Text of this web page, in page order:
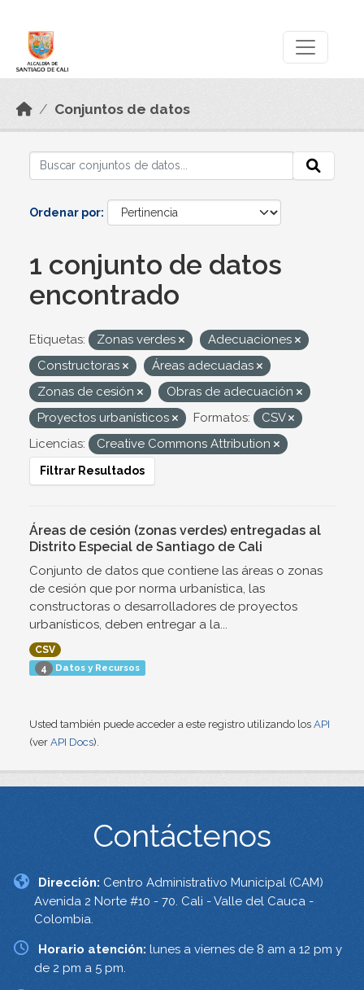
Conjuntos de datos
Ordenar por
1 conjunto de datos
encontrado
Etiquetas: Zonas verdes
Adecuaciones
Constructoras
Áreas adecuadas
Zonas de cesión
Obras de adecuación
Proyectos urbanísticos
Formatos:
CSV
Licencias:
Creative Commons Attribution
Filtrar Resultados
Áreas de cesión (zonas verdes) entregadas al
Distrito Especial de Santiago de Cali
Conjunto de datos que contiene las áreas o zonas
de cesión que por norma urbanística, las
constructoras o desarrolladores de proyectos
urbanísticos, deben entregar a la...
CSV
4 Datos y Recursos
Usted también puede acceder a este registro utilizando los API
(ver API Docs).
Contáctenos
Dirección: Centro Administrativo Municipal (CAM)
Avenida 2 Norte #10 - 70. Cali - Valle del Cauca -
Colombia.
Horario atención: lunes a viernes de 8 am a 12 pm y
de 2 pm a 5 pm.